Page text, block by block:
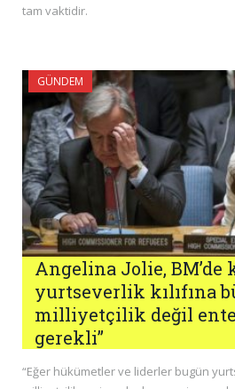
tam vaktidir.
GÜNDEM
Angelina Jolie, BM’de
yurtseverlik kılıfına
milliyetçilik değil
gerekli”
“Eğer hükümetler ve liderler bugün